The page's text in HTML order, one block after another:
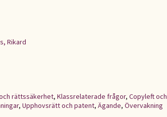
Rikard
rättssäkerhet, Klassrelaterade frågor, Copyleft och
, Upphovsrätt och patent, Ägande, Övervakning